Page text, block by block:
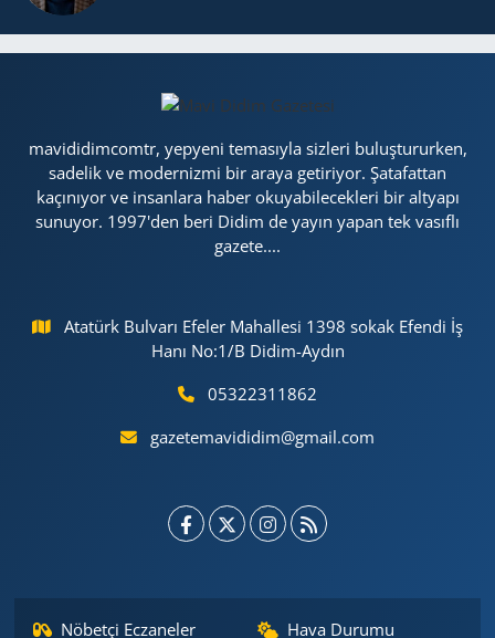
mavididimcomtr, yepyeni temasıyla sizleri buluştururken,
sadelik ve modernizmi bir araya getiriyor. Şatafattan
kaçınıyor ve insanlara haber okuyabilecekleri bir altyapı
sunuyor. 1997'den beri Didim de yayın yapan tek vasıflı
gazete....
Atatürk Bulvarı Efeler Mahallesi 1398 sokak Efendi İş
Hanı No:1/B Didim-Aydın
05322311862
gazetemavididim@gmail.com
Nöbetçi Eczaneler Hava Durumu